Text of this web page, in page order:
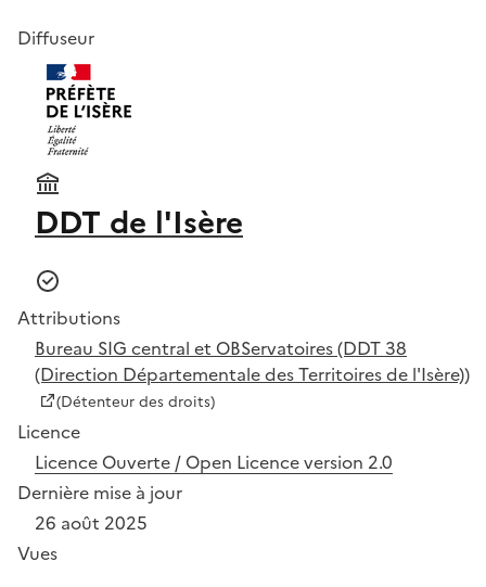
Diffuseur
DDT de l'Isère
Attributions
Bureau SIG central et OBServatoires (DDT 38
(Direction Départementale des Territoires de l'Isère))
(Détenteur des droits)
Licence
Licence Ouverte / Open Licence version 2.0
Dernière mise à jour
26 août 2025
Vues